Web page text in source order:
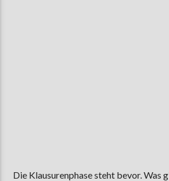
Die Klausurenphase steht bevor. Was